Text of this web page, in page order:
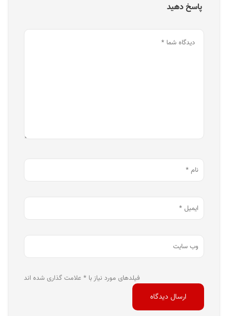
پاسخ دهید
فیلدهای مورد نیاز با * علامت گذاری شده اند